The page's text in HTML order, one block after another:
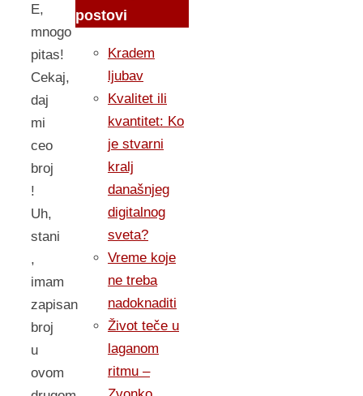
E,
mnogo
pitas!
Cekaj,
daj
mi
ceo
broj
!
Uh,
stani
,
imam
zapisan
broj
u
ovom
postovi
Kradem
ljubav
Kvalitet ili
kvantitet: Ko
je stvarni
kralj
današnjeg
digitalnog
sveta?
Vreme koje
ne treba
nadoknaditi
Život teče u
laganom
ritmu –